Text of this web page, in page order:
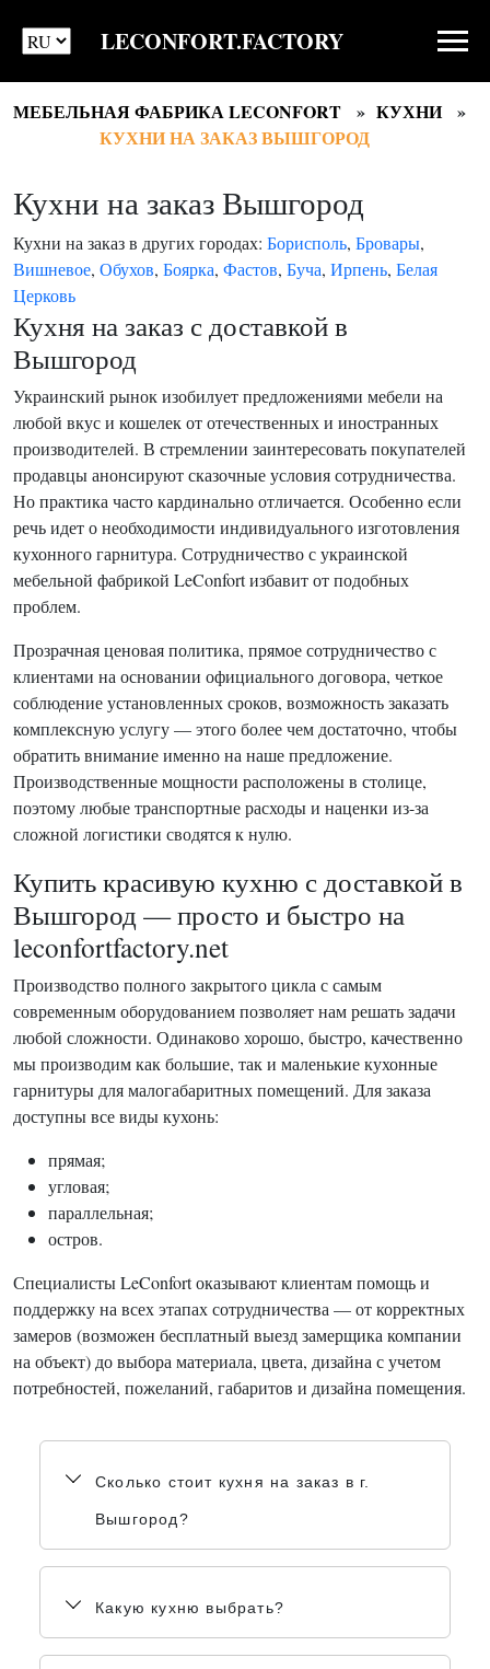
LECONFORT.FACTORY
МЕБЕЛЬНАЯ ФАБРИКА LECONFORT
КУХНИ
КУХНИ НА ЗАКАЗ ВЫШГОРОД
Кухни на заказ Вышгород
Кухни на заказ в других городах: Борисполь, Бровары,
Вишневое, Обухов, Боярка, Фастов, Буча, Ирпень, Белая
Церковь
Кухня на заказ с доставкой в
Вышгород
Украинский рынок изобилует предложениями мебели на
любой вкус и кошелек от отечественных и иностранных
производителей. В стремлении заинтересовать покупателей
продавцы анонсируют сказочные условия сотрудничества.
Но практика часто кардинально отличается. Особенно если
речь идет о необходимости индивидуального изготовления
кухонного гарнитура. Сотрудничество с украинской
мебельной фабрикой LeConfort избавит от подобных
проблем.
Прозрачная ценовая политика, прямое сотрудничество с
клиентами на основании официального договора, четкое
соблюдение установленных сроков, возможность заказать
комплексную услугу — этого более чем достаточно, чтобы
обратить внимание именно на наше предложение.
Производственные мощности расположены в столице,
поэтому любые транспортные расходы и наценки из-за
сложной логистики сводятся к нулю.
Купить красивую кухню с доставкой в
Вышгород — просто и быстро на
leconfortfactory.net
Производство полного закрытого цикла с самым
современным оборудованием позволяет нам решать задачи
любой сложности. Одинаково хорошо, быстро, качественно
мы производим как большие, так и маленькие кухонные
гарнитуры для малогабаритных помещений. Для заказа
доступны все виды кухонь:
прямая;
угловая;
параллельная;
остров.
Специалисты LeConfort оказывают клиентам помощь и
поддержку на всех этапах сотрудничества — от корректных
замеров (возможен бесплатный выезд замерщика компании
на объект) до выбора материала, цвета, дизайна с учетом
потребностей, пожеланий, габаритов и дизайна помещения.
Сколько стоит кухня на заказ в г.
Вышгород?
Какую кухню выбрать?